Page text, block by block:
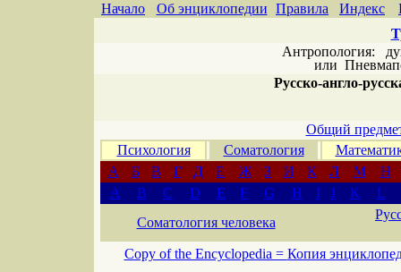
Начало Об энциклопедии Правила Индекс
Антропология:
или
Русско-англо-
Общий
Психология
Соматология
А
Б В Г Д Е Ж З И К Л М
Н
A
B C D E F G H I J K
L
Соматология человека
Copy of the Encyclopedia = Копия